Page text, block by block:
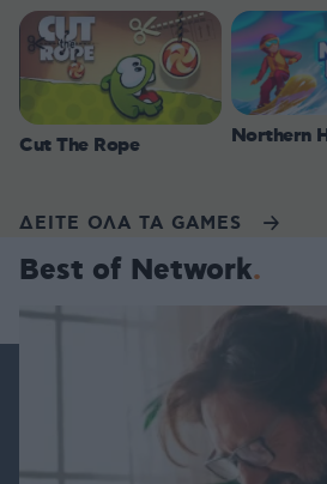
Cut The Rope Northern
ΔΕΙΤΕ ΟΛΑ ΤΑ GAMES
Best of Network